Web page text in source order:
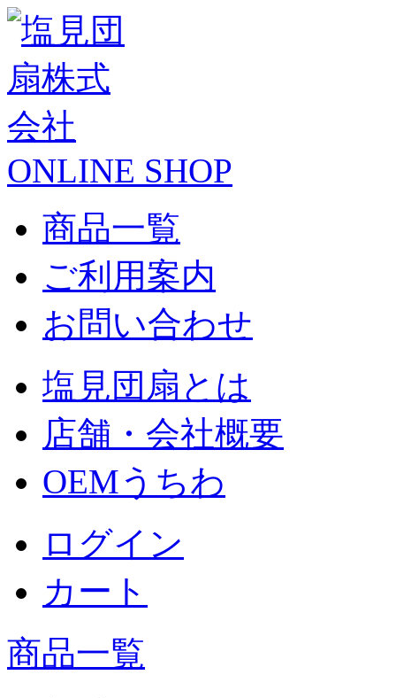
ONLINE SHOP
商品一覧
ご利用案内
お問い合わせ
塩見団扇とは
店舗・会社概要
OEMうちわ
ログイン
カート
商品一覧